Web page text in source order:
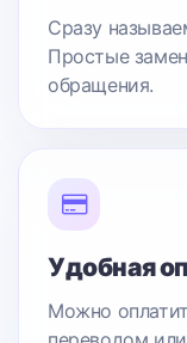
Сразу
Простые
обращения.
Удобная
Можно